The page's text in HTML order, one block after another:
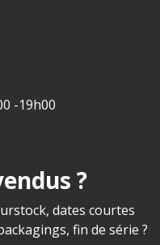
-19h00
?
dates courtes
fin de série ?